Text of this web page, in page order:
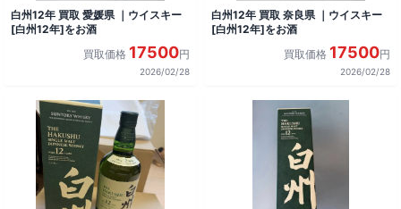
白州12年 買取 愛媛県 ｜ウイスキー
[白州12年]をお酒
買取価格 17500円
2026/02/28
白州12年 買取 奈良県 ｜ウイスキー
[白州12年]をお酒
買取価格 17500円
2026/02/28